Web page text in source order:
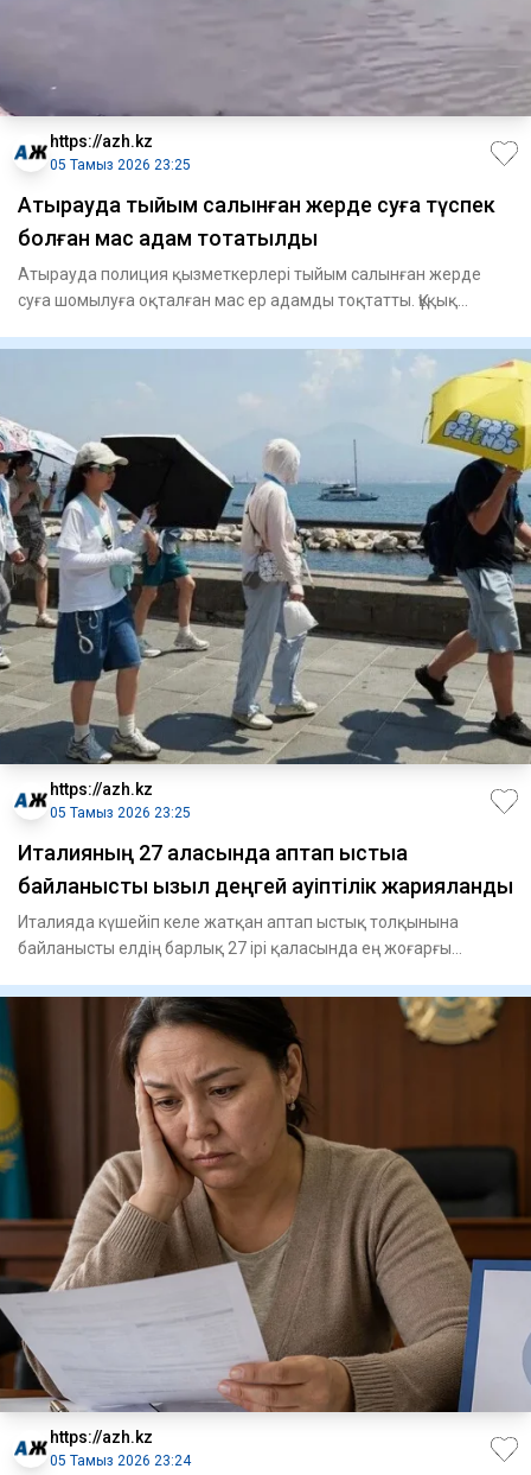
https://azh.kz
05 Тамыз 2026 23:25
Атырауда тыйым салынған жерде суға түспек
болған мас адам тоқтатылды
Атырауда полиция қызметкерлері тыйым салынған жерде
суға шомылуға оқталған мас ер адамды тоқтатты. Құқық
https://azh.kz
05 Тамыз 2026 23:25
Италияның 27 қаласында аптап ыстыққа
байланысты қызыл деңгей қауіптілік жарияланды
Италияда күшейіп келе жатқан аптап ыстық толқынына
байланысты елдің барлық 27 ірі қаласында ең жоғарғы
https://azh.kz
05 Тамыз 2026 23:24